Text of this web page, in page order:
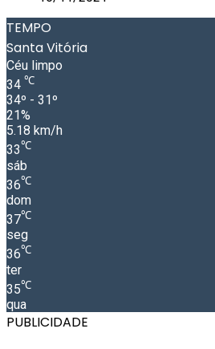
TEMPO
Santa Vitória
Céu limpo
34 ℃
34º - 31º
21%
5.18 km/h
33℃
sáb
36℃
dom
37℃
seg
36℃
ter
35℃
qua
PUBLICIDADE